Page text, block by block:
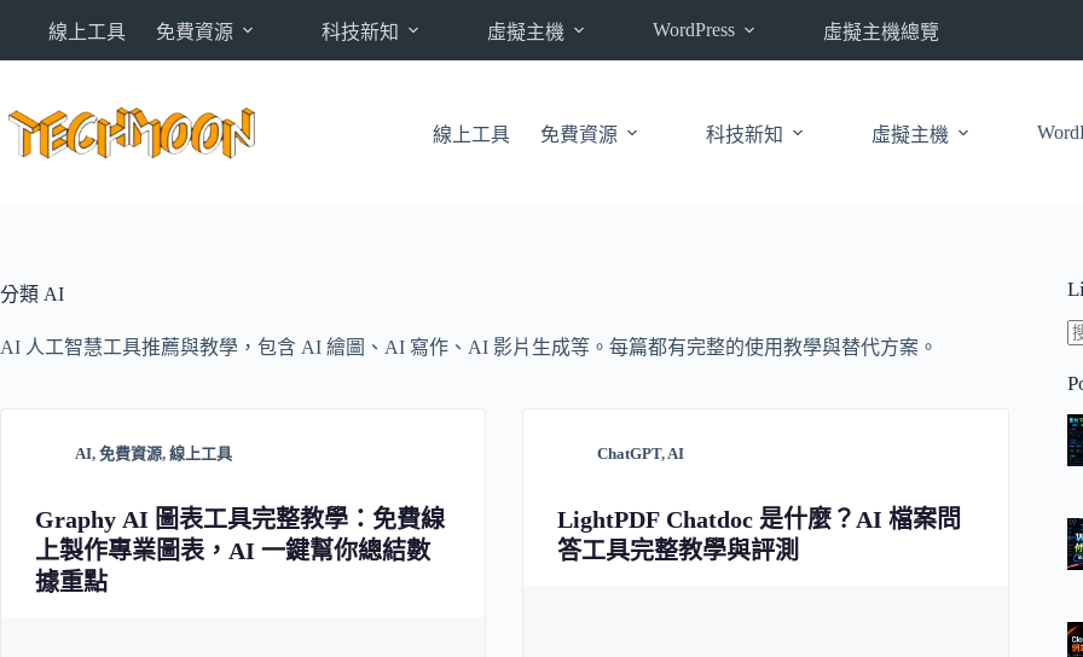
內
線上工具 免費資源 科技新知 虛擬主機 WordPress 虛擬主機總覽
線上工具 免費資源 科技新知 虛擬主機
分類 AI
AI 人工智慧工具推薦與教學，包含 AI 繪圖、AI 寫作、AI 影片生成等。每篇都有完整的使用教學與替代方案。
AI, 免費資源, 線上工具
Graphy AI 圖表工具完整教學：免費線
上製作專業圖表，AI 一鍵幫你總結數
據重點
ChatGPT,AI
LightPDF Chatdoc 是什麼？AI 檔案問
答工具完整教學與評測